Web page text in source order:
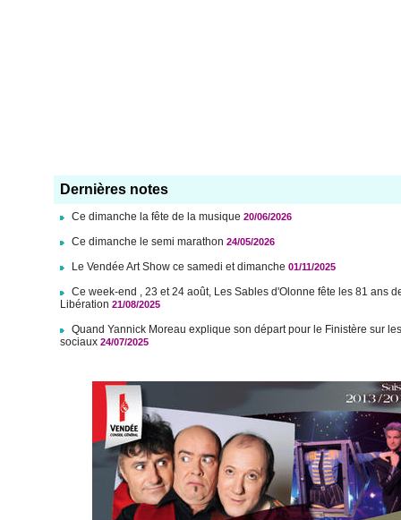
Dernières notes
Ce dimanche la fête de la musique 20/06/2026
Ce dimanche le semi marathon24/05/2026
Le Vendée Art Show ce samedi et dimanche 01/11/2025
Ce week-end , 23 et 24 août, Les Sables d'Olonne fête les 81 ans
Libération21/08/2025
Quand Yannick Moreau explique son départ pour le Finistère sur
sociaux 24/07/2025